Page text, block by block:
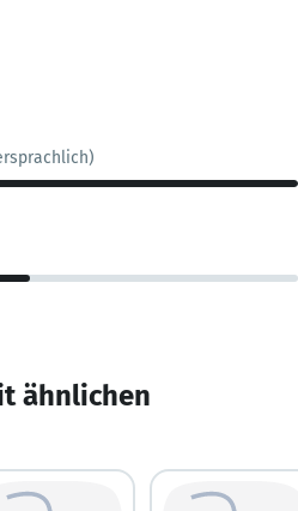
ähnlichen